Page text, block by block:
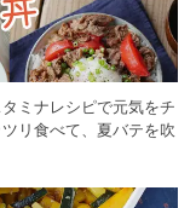
ミナレシピで元気をチ
リ食べて、夏バテを吹